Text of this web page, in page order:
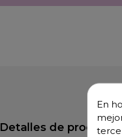
Detalles de producto
En